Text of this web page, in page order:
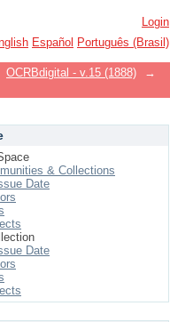
Login
Español Português (Brasil)
OCRBdigital - v.15 (1888)
→
& Collections
Date
Date